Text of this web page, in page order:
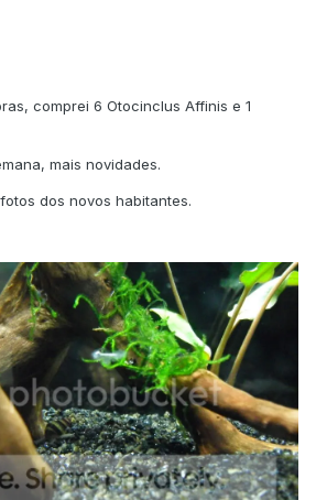
comprei 6 Otocinclus Affinis e 1
mais novidades.
dos novos habitantes.